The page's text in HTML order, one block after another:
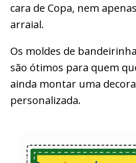
cara de Copa, nem
arraial.
Os moldes de
são ótimos para quem
ainda montar uma
personalizada.